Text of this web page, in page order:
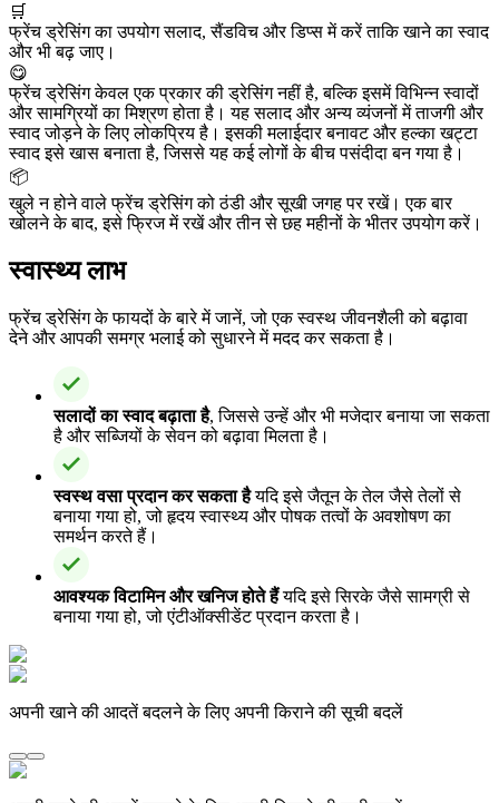
🛒
फ्रेंच ड्रेसिंग का उपयोग सलाद, सैंडविच और डिप्स में करें ताकि खाने का स्वाद
और भी बढ़ जाए।
😋
फ्रेंच ड्रेसिंग केवल एक प्रकार की ड्रेसिंग नहीं है, बल्कि इसमें विभिन्न स्वादों
और सामग्रियों का मिश्रण होता है। यह सलाद और अन्य व्यंजनों में ताजगी और
स्वाद जोड़ने के लिए लोकप्रिय है। इसकी मलाईदार बनावट और हल्का खट्टा
स्वाद इसे खास बनाता है, जिससे यह कई लोगों के बीच पसंदीदा बन गया है।
📦
खुले न होने वाले फ्रेंच ड्रेसिंग को ठंडी और सूखी जगह पर रखें। एक बार
खोलने के बाद, इसे फ्रिज में रखें और तीन से छह महीनों के भीतर उपयोग करें।
स्वास्थ्य लाभ
फ्रेंच ड्रेसिंग के फायदों के बारे में जानें, जो एक स्वस्थ जीवनशैली को बढ़ावा
देने और आपकी समग्र भलाई को सुधारने में मदद कर सकता है।
सलादों का स्वाद बढ़ाता है, जिससे उन्हें और भी मजेदार बनाया जा सकता
है और सब्जियों के सेवन को बढ़ावा मिलता है।
स्वस्थ वसा प्रदान कर सकता हैयदि इसे जैतून के तेल जैसे तेलों से
बनाया गया हो, जो हृदय स्वास्थ्य और पोषक तत्वों के अवशोषण का
समर्थन करते हैं।
आवश्यक विटामिन और खनिज होते हैंयदि इसे सिरके जैसे सामग्री से
बनाया गया हो, जो एंटीऑक्सीडेंट प्रदान करता है।
अपनी खाने की आदतें बदलने के लिए अपनी किराने की सूची बदलें